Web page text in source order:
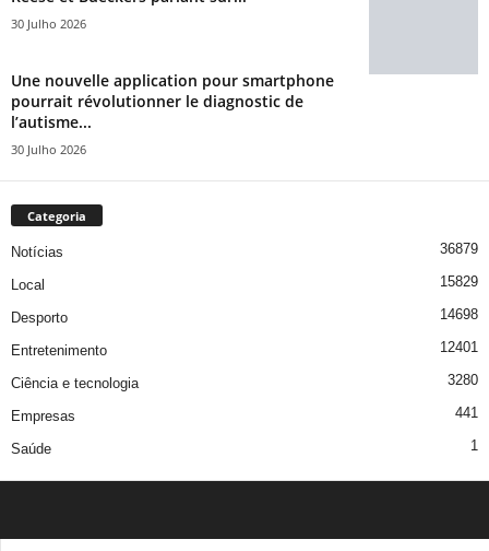
30 Julho 2026
Une nouvelle application pour smartphone
pourrait révolutionner le diagnostic de
l’autisme...
30 Julho 2026
Categoria
Notícias 36879
Local 15829
Desporto 14698
Entretenimento 12401
Ciência e tecnologia 3280
Empresas 441
Saúde 1